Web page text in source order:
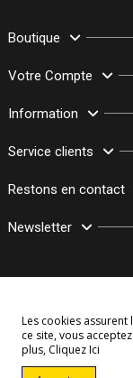
Boutique
Votre Compte
Information
Service clients
Restons en contact
Newsletter
© Copyright
Les cookies assurent
ce site, vous
plus, Cliquez Ici